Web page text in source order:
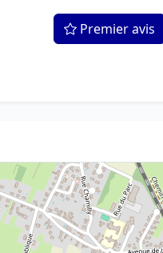
Premier avis